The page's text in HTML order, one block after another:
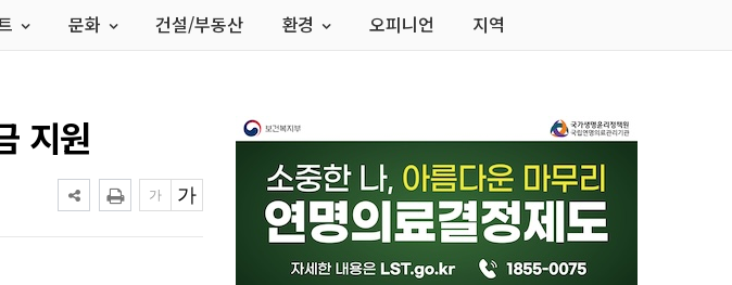
문화 건설/부동산 환경 오피니언 지역
지원